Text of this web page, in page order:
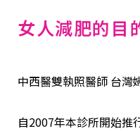
女人減肥的目
中西醫雙執照醫師 台灣
自2007年本診所開始推